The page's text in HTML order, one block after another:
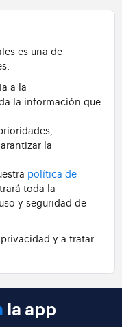
es una de
a la
la información que
la
política de
toda la
y seguridad de
y a tratar
la app